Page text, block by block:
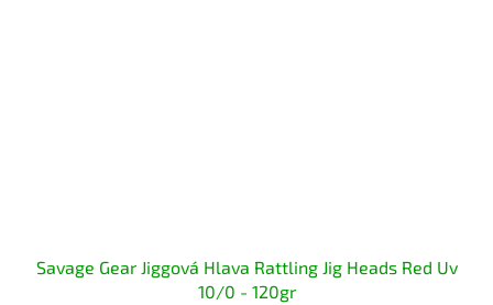
Savage Gear Jiggová Hlava Rattling Jig Heads Red Uv
10/0 - 120gr